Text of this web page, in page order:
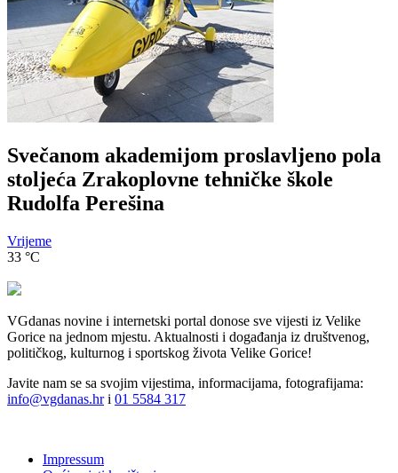
Svečanom akademijom proslavljeno pola
stoljeća Zrakoplovne tehničke škole
Rudolfa Perešina
Vrijeme
33 °C
VGdanas novine i internetski portal donose sve vijesti iz Velike
Gorice na jednom mjestu. Aktualnosti i događanja iz društvenog,
političkog, kulturnog i sportskog života Velike Gorice!
Javite nam se sa svojim vijestima, informacijama, fotografijama:
info@vgdanas.hri 01 5584 317
Impressum